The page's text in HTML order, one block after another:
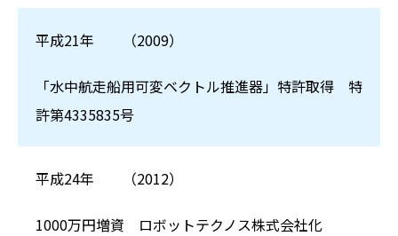
平成21年 （2009）
「水中航走船用可変ベクトル推進器」特許取得 特
許第4335835号
平成24年 （2012）
1000万円増資 ロボットテクノス株式会社化